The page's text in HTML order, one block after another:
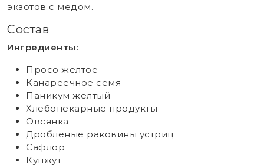
экзотов с медом.
Состав
Ингредиенты:
Просо желтое
Канареечное семя
Паникум желтый
Хлебопекарные продукты
Овсянка
Дробленые раковины устриц
Сафлор
Кунжут